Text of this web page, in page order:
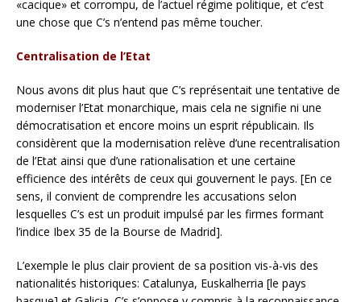
«cacique» et corrompu, de l’actuel régime politique, et c’est
une chose que C’s n’entend pas même toucher.
Centralisation de l’Etat
Nous avons dit plus haut que C’s représentait une tentative de
moderniser l’Etat monarchique, mais cela ne signifie ni une
démocratisation et encore moins un esprit républicain. Ils
considèrent que la modernisation relève d’une recentralisation
de l’Etat ainsi que d’une rationalisation et une certaine
efficience des intérêts de ceux qui gouvernent le pays. [En ce
sens, il convient de comprendre les accusations selon
lesquelles C’s est un produit impulsé par les firmes formant
l’indice Ibex 35 de la Bourse de Madrid].
L’exemple le plus clair provient de sa position vis-à-vis des
nationalités historiques: Catalunya, Euskalherria [le pays